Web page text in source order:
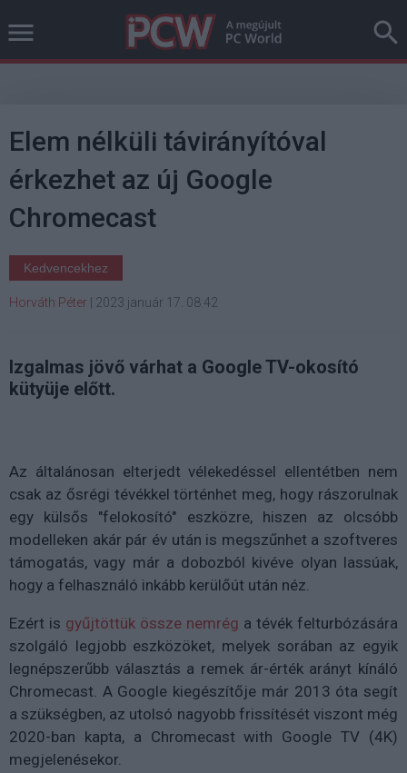
Elem nélküli távirányítóval
érkezhet az új Google
Chromecast
Kedvencekhez
Horváth Péter 2023 január 17. 08:42
Izgalmas jövő várhat a Google TV-okosító
kütyüje előtt.
Az általánosan elterjedt vélekedéssel ellentétben nem
csak az ősrégi tévékkel történhet meg, hogy rászorulnak
egy külsős "felokosító" eszközre, hiszen az olcsóbb
modelleken akár pár év után is megszűnhet a szoftveres
támogatás, vagy már a dobozból kivéve olyan lassúak,
hogy a felhasználó inkább kerülőút után néz.
Ezért is gyűjtöttük össze nemrég a tévék felturbózására
szolgáló legjobb eszközöket, melyek sorában az egyik
legnépszerűbb választás a remek ár-érték arányt kínáló
Chromecast. A Google kiegészítője már 2013 óta segít
a szükségben, az utolsó nagyobb frissítését viszont még
2020-ban kapta, a Chromecast with Google TV (4K)
megjelenésekor.